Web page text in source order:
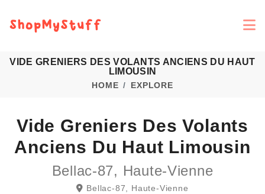
VIDE GRENIERS DES VOLANTS ANCIENS DU HAUT
LIMOUSIN
HOME EXPLORE
Vide Greniers Des Volants
Anciens Du Haut Limousin
Bellac-87, Haute-Vienne
Bellac-87, Haute-Vienne